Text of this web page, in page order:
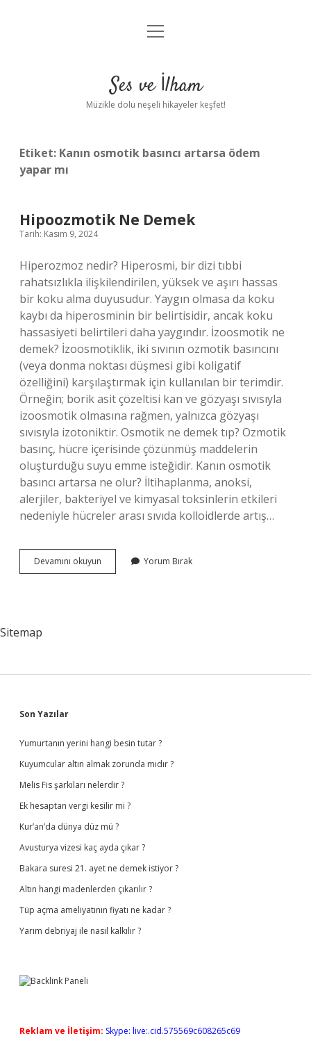
Anasayfa
Yasal Uyarı
menüyü
Ses ve İlham
Müzikle dolu neşeli hikayeler keşfet!
Etiket: Kanın osmotik basıncı artarsa ödem
yapar mı
Hipoozmotik Ne Demek
Tarih: Kasım 9, 2024
Hiperozmoz nedir? Hiperosmi, bir dizi tıbbi
rahatsızlıkla ilişkilendirilen, yüksek ve aşırı hassas
bir koku alma duyusudur. Yaygın olmasa da koku
kaybı da hiperosminin bir belirtisidir, ancak koku
hassasiyeti belirtileri daha yaygındır. İzoosmotik ne
demek? İzoosmotiklik, iki sıvının ozmotik basıncını
(veya donma noktası düşmesi gibi koligatif
özelliğini) karşılaştırmak için kullanılan bir terimdir.
Örneğin; borik asit çözeltisi kan ve gözyaşı sıvısıyla
izoosmotik olmasına rağmen, yalnızca gözyaşı
sıvısıyla izotoniktir. Osmotik ne demek tıp? Ozmotik
basınç, hücre içerisinde çözünmüş maddelerin
oluşturduğu suyu emme isteğidir. Kanın osmotik
basıncı artarsa ne olur? İltihaplanma, anoksi,
alerjiler, bakteriyel ve kimyasal toksinlerin etkileri
nedeniyle hücreler arası sıvıda kolloidlerde artış…
Devamını okuyun Hipoozmotik
Ne
Yorum Bırak
Sitemap
Sidebar
Son Yazılar
Yumurtanın yerini hangi besin tutar ?
Kuyumcular altın almak zorunda mıdır ?
Melis Fis şarkıları nelerdir ?
Ek hesaptan vergi kesilir mi ?
Kur’an’da dünya düz mü ?
Avusturya vizesi kaç ayda çıkar ?
Bakara suresi 21. ayet ne demek istiyor ?
Altın hangi madenlerden çıkarılır ?
Tüp açma ameliyatının fiyatı ne kadar ?
Yarım debriyaj ile nasıl kalkılır ?
Reklam ve İletişim: Skype: live:.cid.575569c608265c69